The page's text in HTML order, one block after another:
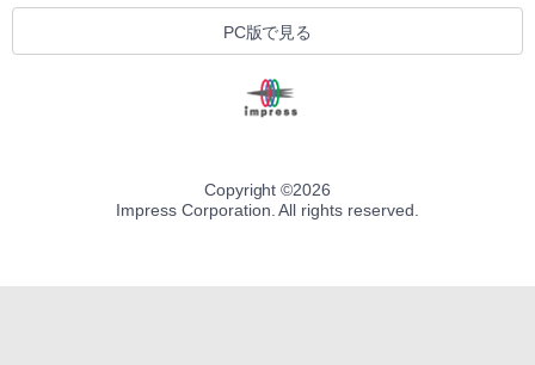
PC版で見る
Copyright ©2026
Impress Corporation. All rights reserved.